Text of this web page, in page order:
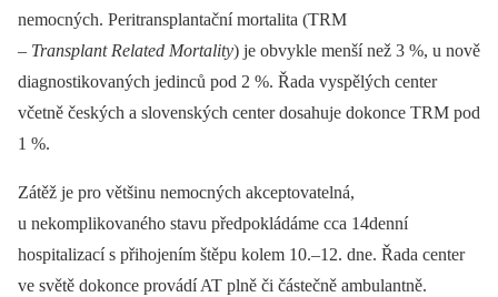
nemocných. Peritransplantační mortalita (TRM
–⁠ Transplant Related Mortality) je obvykle menší než 3 %, u nově
diagnostikovaných jedinců pod 2 %. Řada vyspělých center
včetně českých a slovenských center dosahuje dokonce TRM pod
1 %.
Zátěž je pro většinu nemocných akceptovatelná,
u nekomplikovaného stavu předpokládáme cca 14denní
hospitalizací s přihojením štěpu kolem 10.–12. dne. Řada center
ve světě dokonce provádí AT plně či částečně ambulantně.